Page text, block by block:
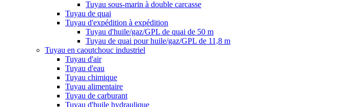
Tuyau sous-marin à double carcasse
Tuyau de quai
Tuyau d'expédition à expédition
Tuyau d'huile/gaz/GPL de quai de 50 m
Tuyau de quai pour huile/gaz/GPL de 11,8 m
Tuyau en caoutchouc industriel
Tuyau d'air
Tuyau d'eau
Tuyau chimique
Tuyau alimentaire
Tuyau de carburant
Tuyau d'huile hydraulique